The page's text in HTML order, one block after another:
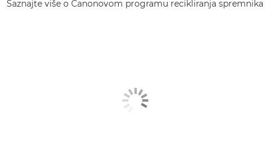
Saznajte više o Canonovom programu recikliranja spremnika